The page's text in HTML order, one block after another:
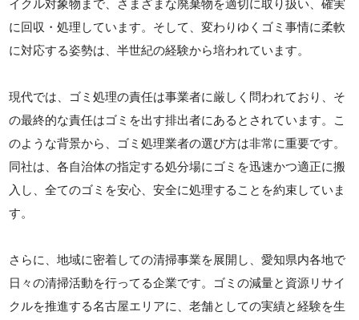
イクル対象物まで、さまざまな廃棄物を適切に取り扱い、確実
に回収・処理しています。そして、変わりゆくゴミ事情に柔軟
に対応する姿勢は、半世紀の経験から培われています。
現代では、ゴミ処理の責任は事業者に厳しく問われており、そ
の最終的な責任はゴミを出す排出者にあるとされています。こ
のような背景から、ゴミ処理業者の選び方は非常に重要です。
同社は、各自治体の指定する処分場にゴミを迅速かつ適正に搬
入し、全てのゴミを安心、安全に処理することを約束していま
す。
さらに、地域に密着しての清掃事業を展開し、愛知県内各地で
日々の清掃活動を行ってる企業です。ゴミの減量と資源リサイ
クルを推進する名古屋エリアに、老舗としての実績と経験を生